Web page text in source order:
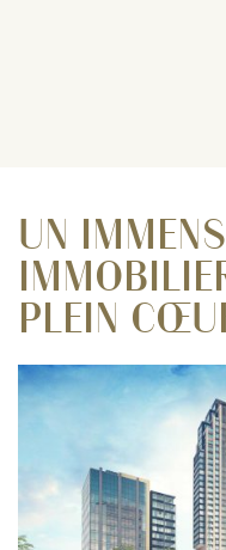
UN
PLEIN